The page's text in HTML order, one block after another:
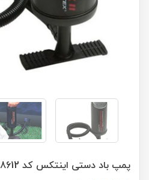
پمپ باد دستی اینتکس کد 68612